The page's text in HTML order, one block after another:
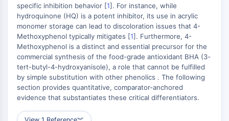
MNK
MAPKAPK2 MK2
Kinase de lignée mixte
SOS1
Kinase ribosomale S6 RSK
MAP3K
MAP4K
MEK
JNK
specific inhibition behavior [1]. For instance, while
hydroquinone (HQ) is a potent inhibitor, its use in acrylic
monomer storage can lead to discoloration issues that 4-
Methoxyphenol typically mitigates [1]. Furthermore, 4-
Methoxyphenol is a distinct and essential precursor for the
commercial synthesis of the food-grade antioxidant BHA (3-
tert-butyl-4-hydroxyanisole), a role that cannot be fulfilled
by simple substitution with other phenolics . The following
section provides quantitative, comparator-anchored
evidence that substantiates these critical differentiators.